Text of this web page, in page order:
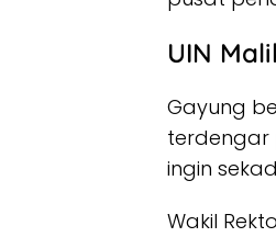
UIN
Gayung
terdengar
ingin
Wakil